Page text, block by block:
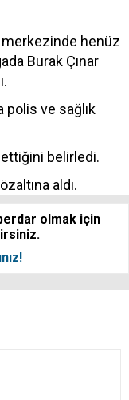
henüz
Burak Çınar
polis ve sağlık
belirledi.
aldı.
olmak için